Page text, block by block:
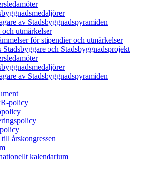
av Stadsbyggnadspyramiden
och utmärkelser
för stipendier och utmärkelser
Stadsbyggare och Stadsbyggnadsprojekt
av Stadsbyggnadspyramiden
policy
årskongressen
kalendarium